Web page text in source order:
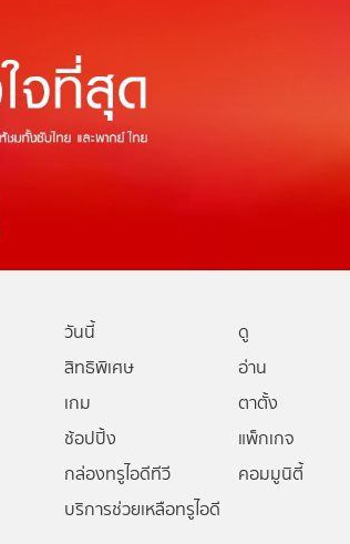
วันนี้
ดู
สิทธิพิเศษ
อ่าน
เกม
ตาตั้ง
ช้อปปิ้ง
แพ็กเกจ
กล่องทรูไอดีทีวี
คอมมูนิตี้
บริการช่วยเหลือทรูไอดี